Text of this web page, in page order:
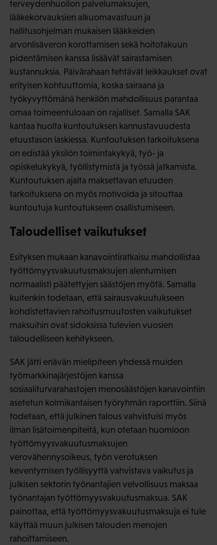
terveydenhuollon palvelumaksujen,
lääkekorvauksien alkuomavastuun ja
hallitusohjelman mukaisen lääkkeiden
arvonlisäveron korottamisen sekä hoitotakuun
pidentämisen kanssa lisäävät sairastamisen
kustannuksia. Päivärahaan tehtävät leikkaukset ovat
erityisen kohtuuttomia, koska sairaana ja
työkyvyttömänä henkilön mahdollisuus parantaa
omaa toimeentuloaan on rajalliset. Samalla SAK
kantaa huolta kuntoutuksen kannustavuudesta
etuustason laskiessa. Kuntoutuksen tarkoituksena
on edistää yksilön toimintakykyä, työ- ja
opiskelukykyä, työllistymistä ja työssä jatkamista.
Kuntoutuksen ajalta maksettavan etuuden
tarkoituksena on myös motivoida ja sitouttaa
kuntoutuja kuntoutukseen osallistumiseen.
Taloudelliset vaikutukset
Esityksen mukaan kanavointiratkaisu mahdollistaa
työttömyysvakuutusmaksujen alentumisen
normaalisti päätettyjen säästöjen myötä. Samalla
kuitenkin todetaan, että sairausvakuutukseen
kohdistettavien rahoitusmuutosten vaikutukset
maksuihin ovat sidoksissa tulevien vuosien
taloudelliseen kehitykseen.
SAK jätti eriävän mielipiteen yhdessä muiden
työmarkkinajärjestöjen kanssa
sosiaaliturvarahastojen menosäästöjen kanavointiin
asetetun kolmikantaisen työryhmän raporttiin. Siinä
todetaan, että julkinen talous vahvistuisi myös
ilman lisätoimenpiteitä, kun otetaan huomioon
työttömyysvakuutusmaksujen
verovähennysoikeus, työn verotuksen
keventymisen työllisyyttä vahvistava vaikutus ja
julkisen sektorin työnantajien velvollisuus maksaa
työnantajan työttömyysvakuutusmaksua. SAK
painottaa, että työttömyysvakuutusmaksuja ei tule
käyttää muun julkisen talouden menojen
rahoittamiseen.